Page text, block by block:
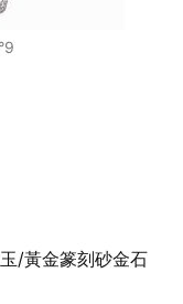
/黃金篆刻砂金石